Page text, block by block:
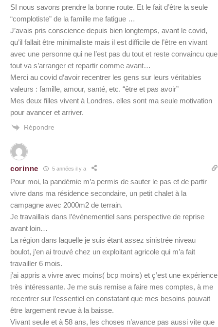
SI nous savons prendre la bonne route. Et le fait d’être la seule
“complotiste” de la famille me fatigue …
J’avais pris conscience depuis bien longtemps, avant le covid,
qu’il fallait être minimaliste mais il est difficile de l’être en vivant
avec une personne qui ne l’est pas du tout et reste convaincu que
tout va s’arranger et repartir comme avant…
Merci au covid d’avoir recentrer les gens sur leurs véritables
valeurs : famille, amour, santé, etc. “être et pas avoir”
Mes deux filles vivent à Londres. elles sont ma seule motivation
pour avancer et arriver.
Répondre
corinne 5 années il y a
Pour moi, la pandémie m’a permis de sauter le pas et de partir
vivre dans ma résidence secondaire, un petit chalet à la
campagne avec 2000m2 de terrain.
Je travaillais dans l’événementiel sans perspective de reprise
avant loin…
La région dans laquelle je suis étant assez sinistrée niveau
boulot, j’en ai trouvé chez un exploitant agricole qui m’a fait
travailler 6 mois.
j’ai appris a vivre avec moins( bcp moins) et ç’est une expérience
très intéressante. Je me suis remise a faire mes comptes, à me
recentrer sur l’essentiel en constatant que mes besoins pouvait
être largement revue à la baisse.
Vivant seule et à 58 ans, les choses n’avance pas aussi vite que